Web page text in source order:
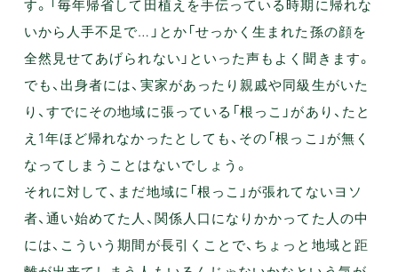
す。「毎年帰省して田植えを手伝っている時期に帰れな
いから人手不足で…」とか「せっかく生まれた孫の顔を
全然見せてあげられない」といった声もよく聞きます。
でも、出身者には、実家があったり親戚や同級生がいた
り、すでにその地域に張っている「根っこ」があり、たと
え1年ほど帰れなかったとしても、その「根っこ」が無く
なってしまうことはないでしょう。
それに対して、まだ地域に「根っこ」が張れてないヨソ
者、通い始めてた人、関係人口になりかかってた人の中
には、こういう期間が長引くことで、ちょっと地域と距